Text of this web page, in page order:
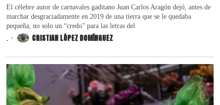
El célebre autor de carnavales gaditano Juan Carlos Aragón dejó, antes de
marchar desgraciadamente en 2019 de una tierra que se le quedaba
pequeña, no solo un “credo” para las letras del
. CRISTIAN LÓPEZ DOMÍNGUEZ